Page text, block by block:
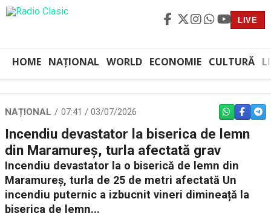
LIVE
HOME NAȚIONAL WORLD ECONOMIE CULTURĂ
NAȚIONAL 07:41 / 03/07/2026 WHATSAPP
Incendiu devastator la biserica de lemn
din Maramureș, turla afectată grav
Incendiu devastator la o biserică de lemn din
Maramureș, turla de 25 de metri afectată Un
incendiu puternic a izbucnit vineri dimineață la
biserica de lemn...